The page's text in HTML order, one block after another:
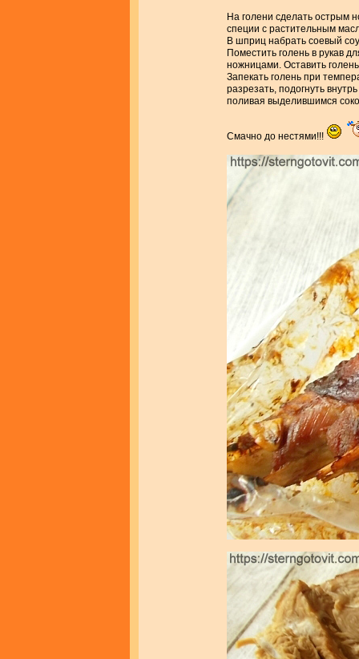
На голени сделать острым
специи с растительным
В шприц набрать соевый
Поместить голень в рукав
ножницами. Оставить
Запекать голень при
разрезать, подогнуть
поливая выделившимся
Смачно до нестями!!!